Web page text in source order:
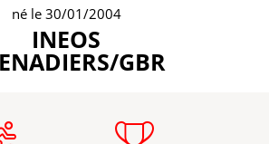
né le 30/01/2004
INEOS
GBR